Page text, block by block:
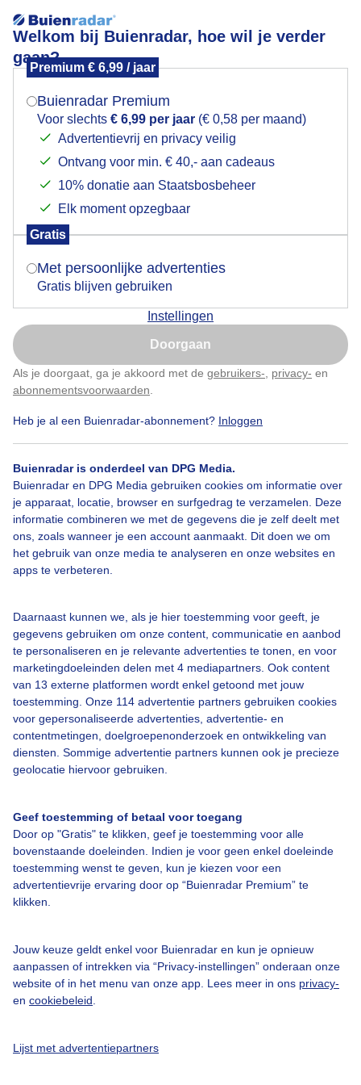
Welkom bij Buienradar, hoe wil je verder
gaan?
Premium € 6,99 / jaar
Buienradar Premium
Voor slechts € 6,99 per jaar (€ 0,58 per maand)
Advertentievrij en privacy veilig
Ontvang voor min. € 40,- aan cadeaus
10% donatie aan Staatsbosbeheer
Elk moment opzegbaar
Gratis
Met persoonlijke advertenties
Gratis blijven gebruiken
Instellingen
Doorgaan
Als je doorgaat, ga je akkoord met de gebruikers- privacy- en
abonnementsvoorwaarden
Heb je al een Buienradar-abonnement? Inloggen
Buienradar is onderdeel van DPG Media.
Buienradar en DPG Media gebruiken cookies om informatie over
je apparaat, locatie, browser en surfgedrag te verzamelen. Deze
informatie combineren we met de gegevens die je zelf deelt met
ons, zoals wanneer je een account aanmaakt. Dit doen we om
het gebruik van onze media te analyseren en onze websites en
apps te verbeteren.
Daarnaast kunnen we, als je hier toestemming voor geeft, je
gegevens gebruiken om onze content, communicatie en aanbod
te personaliseren en je relevante advertenties te tonen, en voor
marketingdoeleinden delen met 4 mediapartners. Ook content
van 13 externe platformen wordt enkel getoond met jouw
toestemming. Onze 114 advertentie partners gebruiken cookies
voor gepersonaliseerde advertenties, advertentie- en
contentmetingen, doelgroepenonderzoek en ontwikkeling van
diensten. Sommige advertentie partners kunnen ook je precieze
geolocatie hiervoor gebruiken.
Geef toestemming of betaal voor toegang
Door op "Gratis" te klikken, geef je toestemming voor alle
bovenstaande doeleinden. Indien je voor geen enkel doeleinde
toestemming wenst te geven, kun je kiezen voor een
advertentievrije ervaring door op “Buienradar Premium” te
klikken.
Jouw keuze geldt enkel voor Buienradar en kun je opnieuw
aanpassen of intrekken via “Privacy-instellingen” onderaan onze
website of in het menu van onze app. Lees meer in ons privacy-
en cookiebeleid
Lijst met advertentiepartners
DE BEWOLKING LOOPT BINNEN
Door: Els Bax Gemaakt: 09-05-2026, 54x bekeken
Lente Zon Wolken
Bekijk slideshow
Over Buienradar
Bedrijfsgegevens
Contact
Toegankelijkheid
Gebruikersvoorwaarden
Adverteren
Privacy beleid
Cookie beleid
Mogen we je locatie gebruiken voor het
Indien je hier nog geen akkoord op hebt gegeven,
verschijnt er zo een pop-up uit je browser waarin
Is goed, toon de popup
Nu niet, misschien later
Klik hierom dit aan te passen